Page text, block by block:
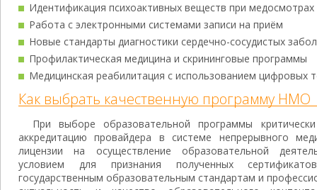
Идентификация психоактивных веществ при медосмотрах
Работа с электронными системами записи на приём
Новые стандарты диагностики сердечно-сосудистых
Профилактическая медицина и скрининговые программы
Медицинская реабилитация с использованием цифровых
Как выбрать качественную программу НМО
При выборе образовательной программы
аккредитацию провайдера в системе непрерывного
лицензии на осуществление образовательной
условием для признания полученных
государственным образовательным стандартам и